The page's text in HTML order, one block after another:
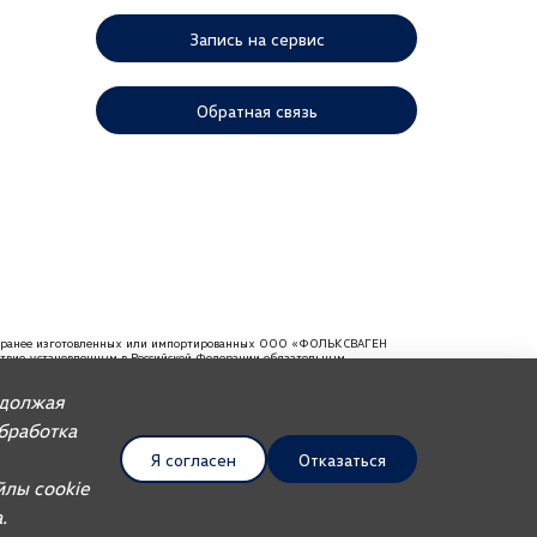
Запись на сервис
Обратная связь
ранее изготовленных или импортированных ООО «ФОЛЬКСВАГЕН
установленным в Российской Федерации обязательным
UDP Auto
cookie
Я согласен Отказаться